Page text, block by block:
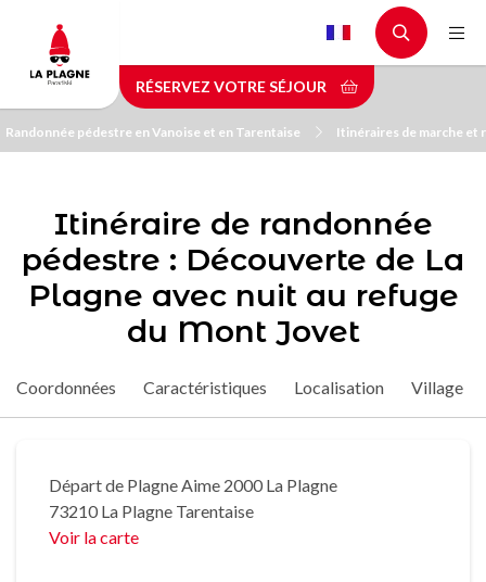
contenu
principal
RÉSERVEZ VOTRE SÉJOUR
Randonnée pédestre en Vanoise et en Tarentaise Itinéraires de marche et
Itinéraire de randonnée
pédestre : Découverte de La
Plagne avec nuit au refuge
du Mont Jovet
Coordonnées Caractéristiques Localisation Village
Départ de Plagne Aime 2000 La Plagne
73210 La Plagne Tarentaise
Voir la carte